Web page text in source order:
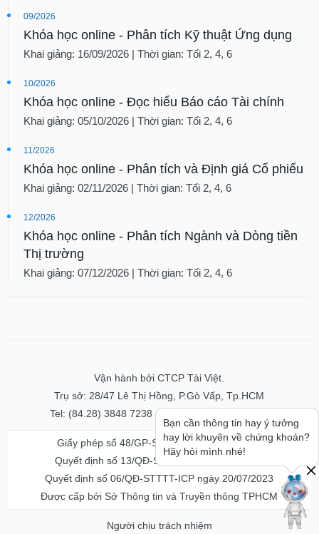
09/2026
Khóa học online - Phân tích Kỹ thuật Ứng dụng
Khai giảng: 16/09/2026 | Thời gian: Tối 2, 4, 6
10/2026
Khóa học online - Đọc hiểu Báo cáo Tài chính
Khai giảng: 05/10/2026 | Thời gian: Tối 2, 4, 6
11/2026
Khóa học online - Phân tích và Định giá Cổ phiếu
Khai giảng: 02/11/2026 | Thời gian: Tối 2, 4, 6
12/2026
Khóa học online - Phân tích Ngành và Dòng tiền
Thị trường
Khai giảng: 07/12/2026 | Thời gian: Tối 2, 4, 6
Vận hành bởi CTCP Tài Việt.
Trụ sở: 28/47 Lê Thị Hồng, P.Gò Vấp, Tp.HCM
Tel: (84.28) 3848 7238 - Fax: (84.28) 3848 7237
Giấy phép số 48/GP-STTTT ngày 04/11/2016
Quyết định số 13/QĐ-STTTT ngày 02/11/2017
Quyết định số 06/QĐ-STTTT-ICP ngày 20/07/2023
Được cấp bởi Sở Thông tin và Truyền thông TPHCM
Người chịu trách nhiệm
Bạn cần thông tin hay ý tưởng
hay lời khuyên về chứng khoán?
Hãy hỏi mình nhé!